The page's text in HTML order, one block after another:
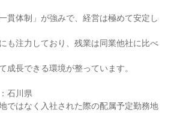
貫体制」が強みで、経営は極めて安定し
も注力しており、残業は同業他社に比べ
成長できる環境が整っています。
石川県
ではなく入社された際の配属予定勤務地